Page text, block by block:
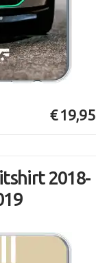
€ 19,95
2018-